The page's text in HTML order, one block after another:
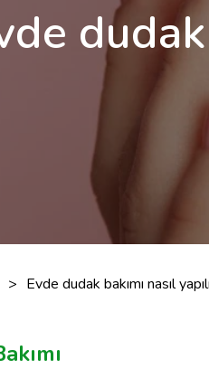
dudak
> Evde dudak bakımı nasıl